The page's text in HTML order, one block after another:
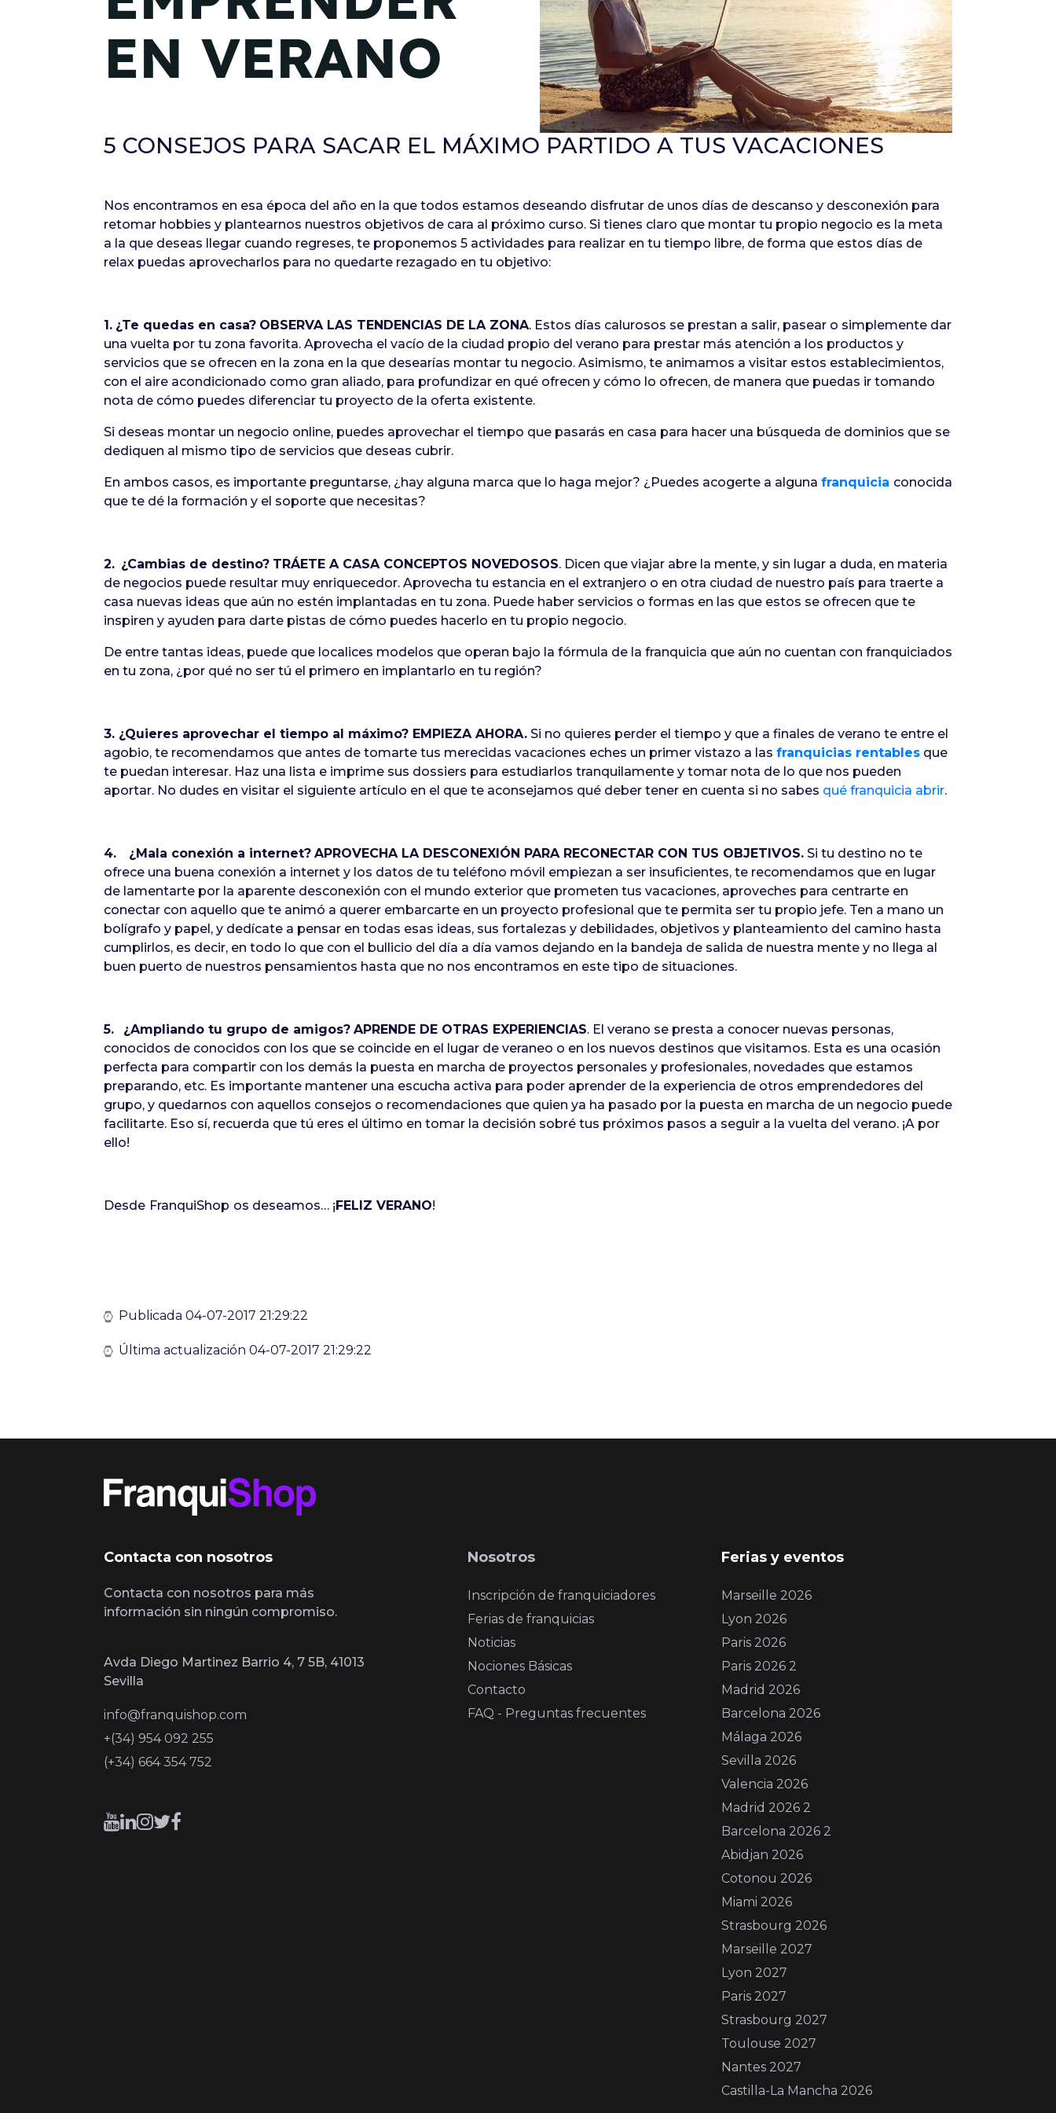
Madrid 2026 2 -08
de octubre
Castilla-La Mancha
22 de octubre
EN VERANO
5 CONSEJOS PARA SACAR EL MÁXIMO PARTIDO A TUS VACACIONES
Nos encontramos en esa época del año en la que todos estamos deseando disfrutar de unos días de descanso y desconexión para
retomar hobbies y plantearnos nuestros objetivos de cara al próximo curso. Si tienes claro que montar tu propio negocio es la meta
a la que deseas llegar cuando regreses, te proponemos 5 actividades para realizar en tu tiempo libre, de forma que estos días de
relax puedas aprovecharlos para no quedarte rezagado en tu objetivo:
1. ¿Te quedas en casa? OBSERVA LAS TENDENCIAS DE LA ZONA. Estos días calurosos se prestan a salir, pasear o simplemente dar
una vuelta por tu zona favorita. Aprovecha el vacío de la ciudad propio del verano para prestar más atención a los productos y
servicios que se ofrecen en la zona en la que desearías montar tu negocio. Asimismo, te animamos a visitar estos establecimientos,
con el aire acondicionado como gran aliado, para profundizar en qué ofrecen y cómo lo ofrecen, de manera que puedas ir tomando
nota de cómo puedes diferenciar tu proyecto de la oferta existente.
Si deseas montar un negocio online, puedes aprovechar el tiempo que pasarás en casa para hacer una búsqueda de dominios que se
dediquen al mismo tipo de servicios que deseas cubrir.
En ambos casos, es importante preguntarse, ¿hay alguna marca que lo haga mejor? ¿Puedes acogerte a alguna franquicia conocida
que te dé la formación y el soporte que necesitas?
2. ¿Cambias de destino? TRÁETE A CASA CONCEPTOS NOVEDOSOS. Dicen que viajar abre la mente, y sin lugar a duda, en materia
de negocios puede resultar muy enriquecedor. Aprovecha tu estancia en el extranjero o en otra ciudad de nuestro país para traerte a
casa nuevas ideas que aún no estén implantadas en tu zona. Puede haber servicios o formas en las que estos se ofrecen que te
inspiren y ayuden para darte pistas de cómo puedes hacerlo en tu propio negocio.
De entre tantas ideas, puede que localices modelos que operan bajo la fórmula de la franquicia que aún no cuentan con franquiciados
en tu zona, ¿por qué no ser tú el primero en implantarlo en tu región?
3. ¿Quieres aprovechar el tiempo al máximo? EMPIEZA AHORA. Si no quieres perder el tiempo y que a finales de verano te entre el
agobio, te recomendamos que antes de tomarte tus merecidas vacaciones eches un primer vistazo a las franquicias rentables que
te puedan interesar. Haz una lista e imprime sus dossiers para estudiarlos tranquilamente y tomar nota de lo que nos pueden
aportar. No dudes en visitar el siguiente artículo en el que te aconsejamos qué deber tener en cuenta si no sabes qué franquicia abrir.
4. ¿Mala conexión a internet? APROVECHA LA DESCONEXIÓN PARA RECONECTAR CON TUS OBJETIVOS. Si tu destino no te
ofrece una buena conexión a internet y los datos de tu teléfono móvil empiezan a ser insuficientes, te recomendamos que en lugar
de lamentarte por la aparente desconexión con el mundo exterior que prometen tus vacaciones, aproveches para centrarte en
conectar con aquello que te animó a querer embarcarte en un proyecto profesional que te permita ser tu propio jefe. Ten a mano un
bolígrafo y papel, y dedícate a pensar en todas esas ideas, sus fortalezas y debilidades, objetivos y planteamiento del camino hasta
cumplirlos, es decir, en todo lo que con el bullicio del día a día vamos dejando en la bandeja de salida de nuestra mente y no llega al
buen puerto de nuestros pensamientos hasta que no nos encontramos en este tipo de situaciones.
5. ¿Ampliando tu grupo de amigos? APRENDE DE OTRAS EXPERIENCIAS. El verano se presta a conocer nuevas personas,
conocidos de conocidos con los que se coincide en el lugar de veraneo o en los nuevos destinos que visitamos. Esta es una ocasión
perfecta para compartir con los demás la puesta en marcha de proyectos personales y profesionales, novedades que estamos
preparando, etc. Es importante mantener una escucha activa para poder aprender de la experiencia de otros emprendedores del
grupo, y quedarnos con aquellos consejos o recomendaciones que quien ya ha pasado por la puesta en marcha de un negocio puede
facilitarte. Eso sí, recuerda que tú eres el último en tomar la decisión sobré tus próximos pasos a seguir a la vuelta del verano. ¡A por
ello!
Desde FranquiShop os deseamos… ¡ FELIZ VERANO!
Publicada 04-07-2017 21:29:22
Última actualización 04-07-2017 21:29:22
Contacta con nosotros
Contacta con nosotros para más
información sin ningún compromiso.
Avda Diego Martinez Barrio 4, 7 5B, 41013
Sevilla
info@franquishop.com
+(34) 954 092 255
(+34) 664 354 752
Nosotros
Inscripción de franquiciadores
Ferias de franquicias
Noticias
Nociones Básicas
Contacto
FAQ - Preguntas frecuentes
Ferias y eventos
Marseille 2026
Lyon 2026
Paris 2026
Paris 2026 2
Madrid 2026
Barcelona 2026
Málaga 2026
Sevilla 2026
Valencia 2026
Madrid 2026 2
Barcelona 2026 2
Abidjan 2026
Cotonou 2026
Miami 2026
Strasbourg 2026
Marseille 2027
Lyon 2027
Paris 2027
Strasbourg 2027
Toulouse 2027
Nantes 2027
Castilla-La Mancha 2026